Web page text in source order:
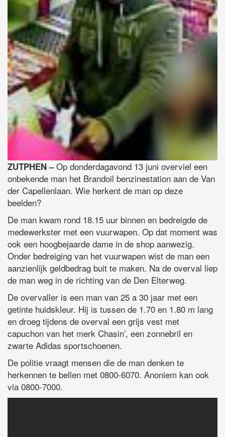
ZUTPHEN –Op donderdagavond 13 juni overviel een
onbekende man het Brandoil benzinestation aan de Van
der Capellenlaan. Wie herkent de man op deze
beelden?
De man kwam rond 18.15 uur binnen en bedreigde de
medewerkster met een vuurwapen. Op dat moment was
ook een hoogbejaarde dame in de shop aanwezig.
Onder bedreiging van het vuurwapen wist de man een
aanzienlijk geldbedrag buit te maken. Na de overval liep
de man weg in de richting van de Den Elterweg.
De overvaller is een man van 25 a 30 jaar met een
getinte huidskleur. Hij is tussen de 1.70 en 1.80 m lang
en droeg tijdens de overval een grijs vest met
capuchon van het merk Chasin’, een zonnebril en
zwarte Adidas sportschoenen.
De politie vraagt mensen die de man denken te
herkennen te bellen met 0800-6070. Anoniem kan ook
via 0800-7000.